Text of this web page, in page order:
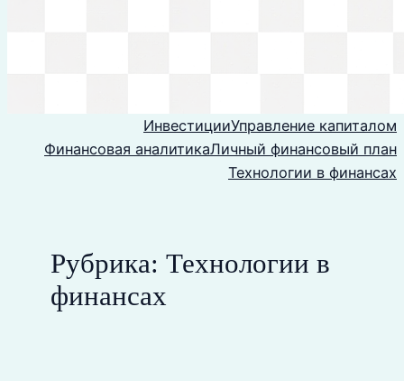
ИнвестицииУправление капиталом
Финансовая аналитикаЛичный финансовый план
Технологии в финансах
Рубрика: Технологии в
финансах